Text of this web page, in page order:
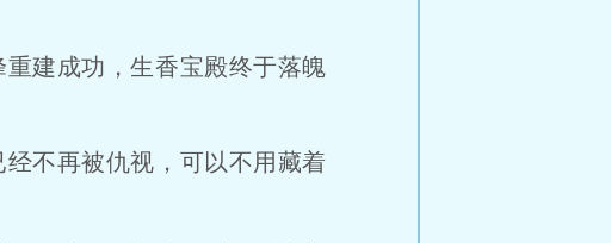
建成功，生香宝殿终于落魄
不再被仇视，可以不用藏着